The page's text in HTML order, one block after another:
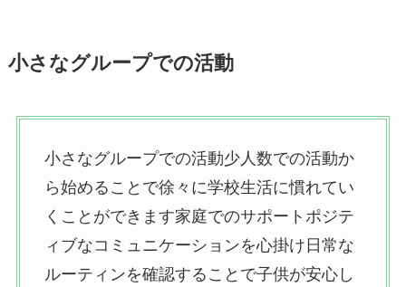
小さなグループでの活動
小さなグループでの活動少人数での活動か
ら始めることで徐々に学校生活に慣れてい
くことができます家庭でのサポートポジテ
ィブなコミュニケーションを心掛け日常な
ルーティンを確認することで子供が安心し